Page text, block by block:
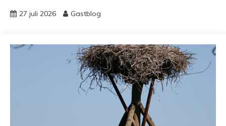
27 juli 2026 Gastblog